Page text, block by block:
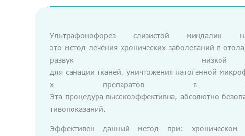
Ультрафонофорез слизистой
это метод лечения хронических заболеваний в
развук
для санации тканей, уничтожения патогенной
х препаратов в
Эта процедура высокоэффективна, абсолютно
тивопоказаний.
Эффективен данный метод при: хроническом